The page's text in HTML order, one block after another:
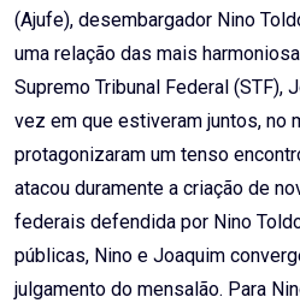
(Ajufe), desembargador Nino
uma relação das mais
Supremo Tribunal Federal (STF),
vez em que estiveram juntos, no
protagonizaram um tenso
atacou duramente a criação de
federais defendida por Nino
públicas, Nino e Joaquim
julgamento do mensalão. Para